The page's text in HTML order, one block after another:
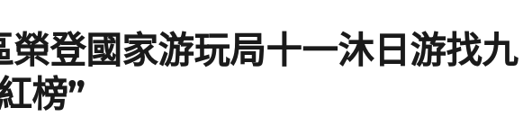
榮登國家游玩局十一沐日游找九
榜”